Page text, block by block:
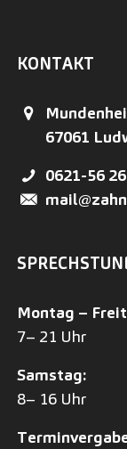
KONTAKT
67061
0621-56
Montag –
7– 21 Uhr
Samstag:
8– 16 Uhr